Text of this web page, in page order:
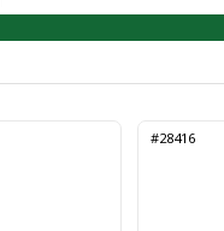
#28416